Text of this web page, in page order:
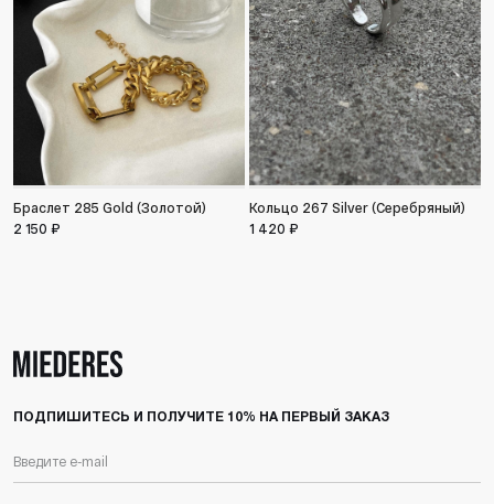
Браслет 285 Gold (Золотой)
2 150 ₽
Кольцо 267 Silver (Серебряный)
1 420 ₽
ПОДПИШИТЕСЬ И ПОЛУЧИТЕ 10% НА ПЕРВЫЙ ЗАКАЗ